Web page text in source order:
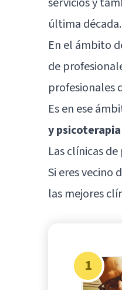
última década.
En el ámbito
de
profesionales
Es en ese
y
Las clínicas
Si eres vecino
las mejores
1